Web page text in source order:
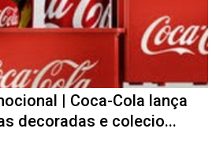
| Coca-Cola lança
decoradas e colecio...